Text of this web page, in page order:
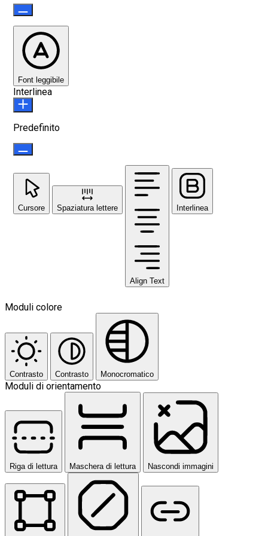
Font leggibile
Interlinea
Predefinito
Cursore Spaziatura lettere
Align Text
Interlinea
Moduli colore
Contrasto Contrasto Monocromatico
Moduli di orientamento
Riga di lettura Maschera di lettura Nascondi immagini